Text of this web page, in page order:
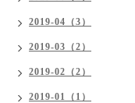
2019-04（3）
2019-03（2）
2019-02（2）
2019-01（1）